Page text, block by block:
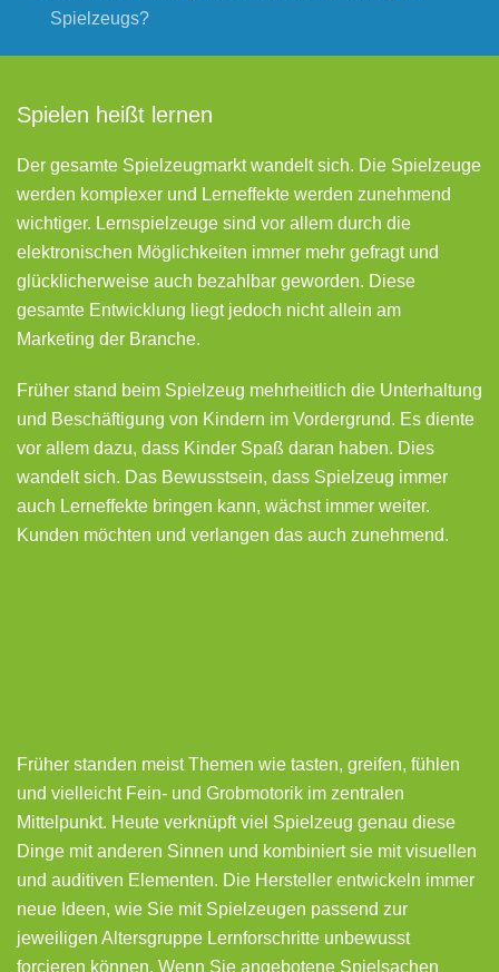
Spielzeugs?
Spielen heißt lernen
Der gesamte Spielzeugmarkt wandelt sich. Die Spielzeuge
werden komplexer und Lerneffekte werden zunehmend
wichtiger. Lernspielzeuge sind vor allem durch die
elektronischen Möglichkeiten immer mehr gefragt und
glücklicherweise auch bezahlbar geworden. Diese
gesamte Entwicklung liegt jedoch nicht allein am
Marketing der Branche.
Früher stand beim Spielzeug mehrheitlich die Unterhaltung
und Beschäftigung von Kindern im Vordergrund. Es diente
vor allem dazu, dass Kinder Spaß daran haben. Dies
wandelt sich. Das Bewusstsein, dass Spielzeug immer
auch Lerneffekte bringen kann, wächst immer weiter.
Kunden möchten und verlangen das auch zunehmend.
Früher standen meist Themen wie tasten, greifen, fühlen
und vielleicht Fein- und Grobmotorik im zentralen
Mittelpunkt. Heute verknüpft viel Spielzeug genau diese
Dinge mit anderen Sinnen und kombiniert sie mit visuellen
und auditiven Elementen. Die Hersteller entwickeln immer
neue Ideen, wie Sie mit Spielzeugen passend zur
jeweiligen Altersgruppe Lernforschritte unbewusst
forcieren können. Wenn Sie angebotene Spielsachen